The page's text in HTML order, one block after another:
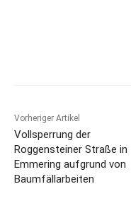
Vorheriger Artikel
Vollsperrung der
Roggensteiner Straße in
Emmering aufgrund von
Baumfällarbeiten